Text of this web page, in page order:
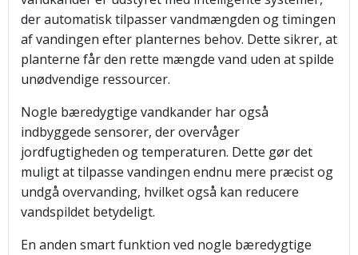
der automatisk tilpasser vandmængden og timingen
af vandingen efter planternes behov. Dette sikrer, at
planterne får den rette mængde vand uden at spilde
unødvendige ressourcer.
Nogle bæredygtige vandkander har også
indbyggede sensorer, der overvåger
jordfugtigheden og temperaturen. Dette gør det
muligt at tilpasse vandingen endnu mere præcist og
undgå overvanding, hvilket også kan reducere
vandspildet betydeligt.
En anden smart funktion ved nogle bæredygtige